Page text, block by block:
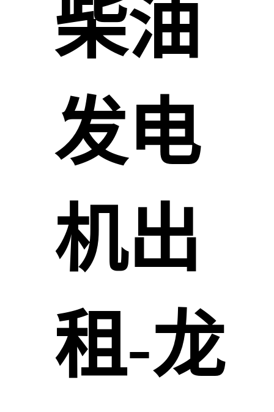
柴油
发电
机出
租-龙